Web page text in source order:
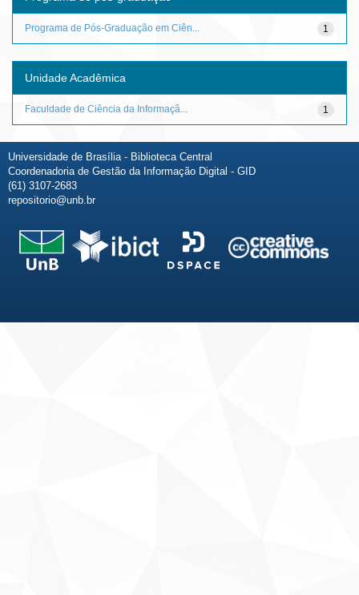
1
Programa de Pós-Graduação em Ciên...
Unidade Acadêmica
1
Faculdade de Ciência da Informaçã...
Universidade de Brasília - Biblioteca Central
Coordenadoria de Gestão da Informação Digital - GID
(61) 3107-2683
repositorio@unb.br